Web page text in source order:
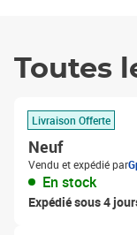
Toutes
Livraison Offerte
Neuf
Vendu et expédié par
En stock
Expédié sous 4